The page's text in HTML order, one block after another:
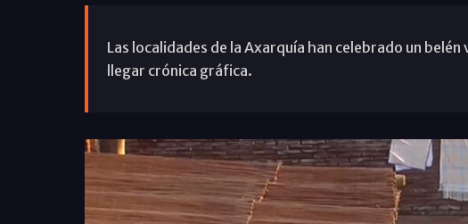
Las localidades de la Axarquía han celebrado un
llegar crónica gráfica.